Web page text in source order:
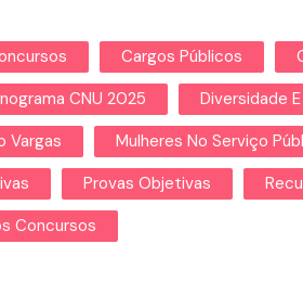
Cargos Públicos
CNU 2025
Diversidade
Vargas
Mulheres No Serviço
Provas Objetivas
Concursos